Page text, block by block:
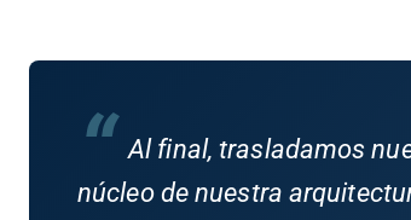
“ Al final, trasladamos
núcleo de nuestra